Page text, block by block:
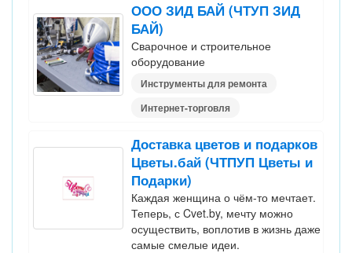
ООО ЗИД БАЙ (ЧТУП ЗИД
БАЙ)
Сварочное и строительное
оборудование
Инструменты для ремонта
Интернет-торговля
Доставка цветов и подарков
Цветы.бай (ЧТПУП Цветы и
Подарки)
Каждая женщина о чём-то мечтает.
Теперь, с Cvet.by, мечту можно
осуществить, воплотив в жизнь даже
самые смелые идеи.